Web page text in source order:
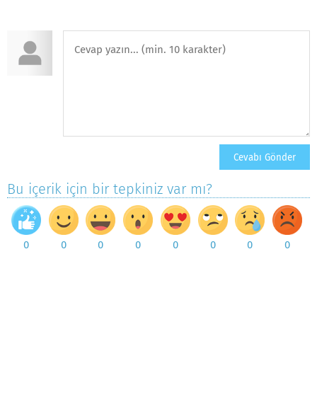
Bu içerik için bir tepkiniz var mı?
0 0 0 0 0 0 0 0